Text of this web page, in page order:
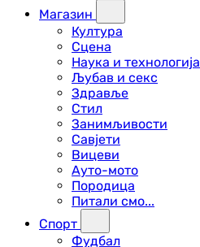
Магазин
Култура
Сцена
Наука и технологија
Љубав и секс
Здравље
Стил
Занимљивости
Савјети
Вицеви
Ауто-мото
Породица
Питали смо...
Спорт
Фудбал